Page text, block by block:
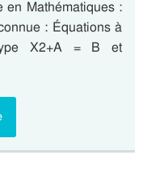
en Mathématiques :
: Équations à
X2+A = B et